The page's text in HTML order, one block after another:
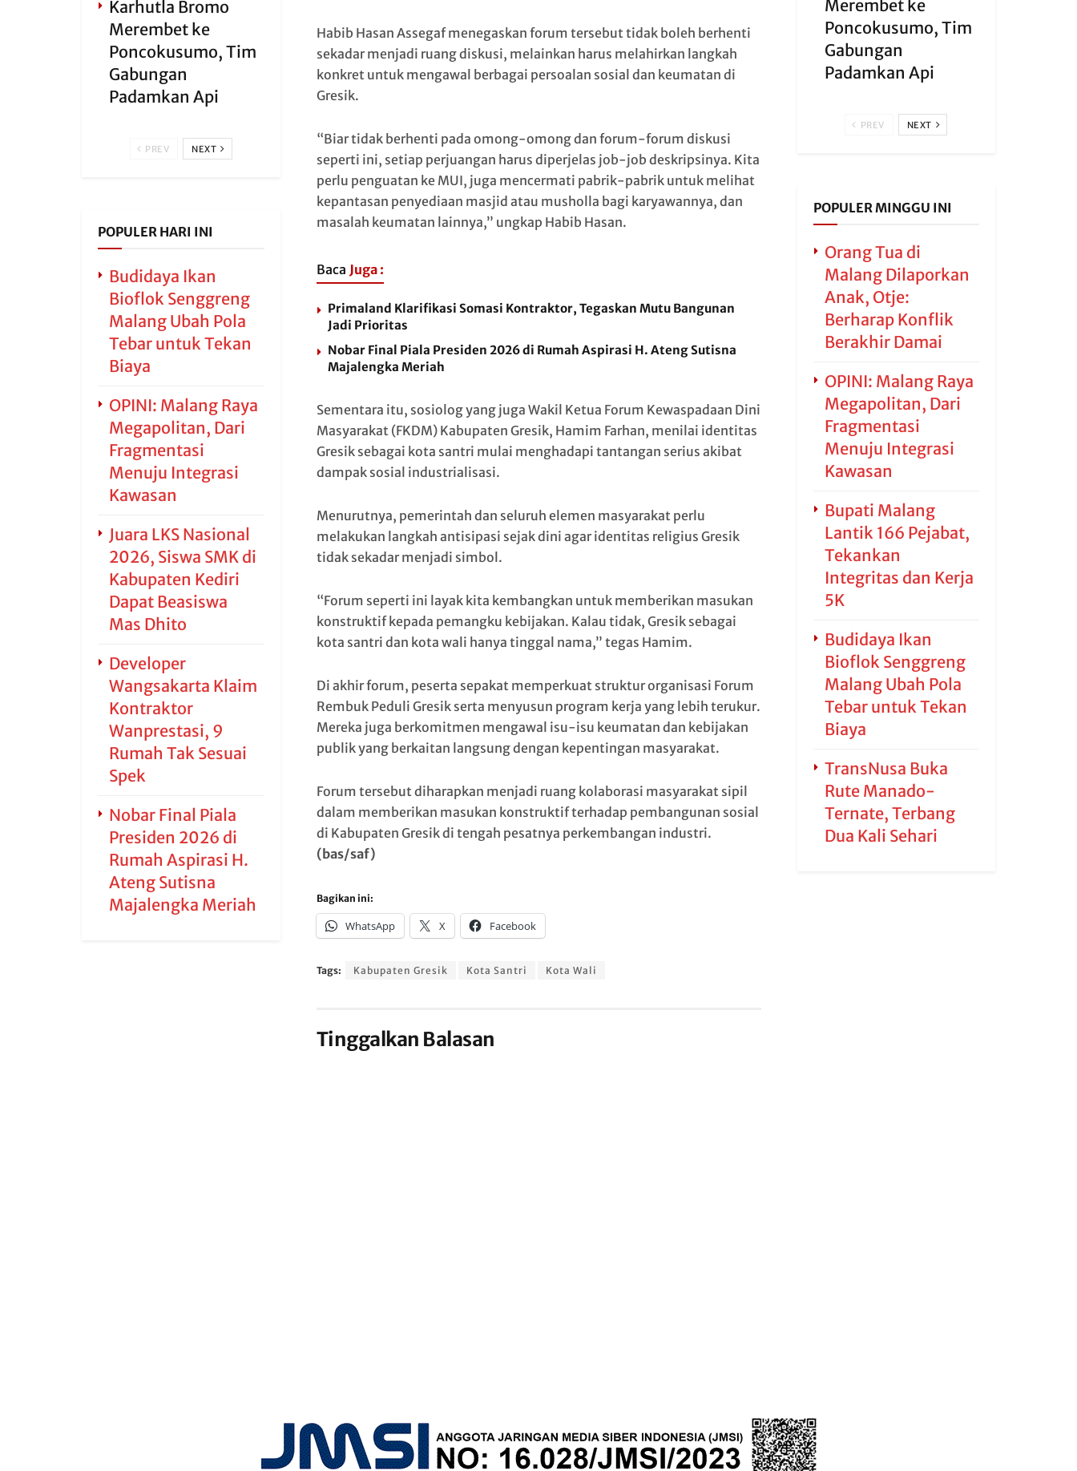
Habib Hasan Assegaf menegaskan forum tersebut tidak boleh berhenti
sekadar menjadi ruang diskusi, melainkan harus melahirkan langkah
konkret untuk mengawal berbagai persoalan sosial dan keumatan di
Gresik.
“Biar tidak berhenti pada omong-omong dan forum-forum diskusi
seperti ini, setiap perjuangan harus diperjelas job-job deskripsinya. Kita
perlu penguatan ke MUI, juga mencermati pabrik-pabrik untuk melihat
kepantasan penyediaan masjid atau musholla bagi karyawannya, dan
masalah keumatan lainnya,” ungkap Habib Hasan.
Baca Juga :
Primaland Klarifikasi Somasi Kontraktor, Tegaskan Mutu Bangunan
Jadi Prioritas
Nobar Final Piala Presiden 2026 di Rumah Aspirasi H. Ateng Sutisna
Majalengka Meriah
Sementara itu, sosiolog yang juga Wakil Ketua Forum Kewaspadaan Dini
Masyarakat (FKDM) Kabupaten Gresik, Hamim Farhan, menilai identitas
Gresik sebagai kota santri mulai menghadapi tantangan serius akibat
dampak sosial industrialisasi.
Menurutnya, pemerintah dan seluruh elemen masyarakat perlu
melakukan langkah antisipasi sejak dini agar identitas religius Gresik
tidak sekadar menjadi simbol.
“Forum seperti ini layak kita kembangkan untuk memberikan masukan
konstruktif kepada pemangku kebijakan. Kalau tidak, Gresik sebagai
kota santri dan kota wali hanya tinggal nama,” tegas Hamim.
Di akhir forum, peserta sepakat memperkuat struktur organisasi Forum
Rembuk Peduli Gresik serta menyusun program kerja yang lebih terukur.
Mereka juga berkomitmen mengawal isu-isu keumatan dan kebijakan
publik yang berkaitan langsung dengan kepentingan masyarakat.
Forum tersebut diharapkan menjadi ruang kolaborasi masyarakat sipil
dalam memberikan masukan konstruktif terhadap pembangunan sosial
di Kabupaten Gresik di tengah pesatnya perkembangan industri.
(bas/saf)
Bagikan ini:
WhatsApp X Facebook
Tags: Kabupaten Gresik Kota Santri Kota Wali
Tinggalkan Balasan
Karhutla Bromo
Merembet ke
Poncokusumo, Tim
Gabungan
Padamkan Api
PREV NEXT
POPULER HARI INI
Budidaya Ikan
Bioflok Senggreng
Malang Ubah Pola
Tebar untuk Tekan
Biaya
OPINI: Malang Raya
Megapolitan, Dari
Fragmentasi
Menuju Integrasi
Kawasan
Juara LKS Nasional
2026, Siswa SMK di
Kabupaten Kediri
Dapat Beasiswa
Mas Dhito
Developer
Wangsakarta Klaim
Kontraktor
Wanprestasi, 9
Rumah Tak Sesuai
Spek
Nobar Final Piala
Presiden 2026 di
Rumah Aspirasi H.
Ateng Sutisna
Majalengka Meriah
Merembet ke
Poncokusumo, Tim
Gabungan
Padamkan Api
PREV NEXT
POPULER MINGGU INI
Orang Tua di
Malang Dilaporkan
Anak, Otje:
Berharap Konflik
Berakhir Damai
OPINI: Malang Raya
Megapolitan, Dari
Fragmentasi
Menuju Integrasi
Kawasan
Bupati Malang
Lantik 166 Pejabat,
Tekankan
Integritas dan Kerja
5K
Budidaya Ikan
Bioflok Senggreng
Malang Ubah Pola
Tebar untuk Tekan
Biaya
TransNusa Buka
Rute Manado-
Ternate, Terbang
Dua Kali Sehari